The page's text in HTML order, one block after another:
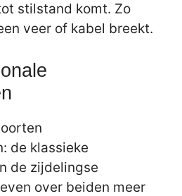
stilstand komt. Zo
veer of kabel breekt.
de klassieke
de zijdelingse
over beiden meer